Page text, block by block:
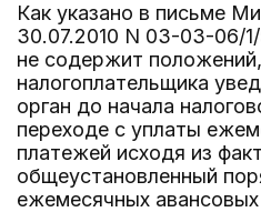
Как указано в письме
30.07.2010 N 03-03-06/
не содержит
налогоплательщика
орган до начала
переходе с уплаты
платежей исходя из
общеустановленный
ежемесячных